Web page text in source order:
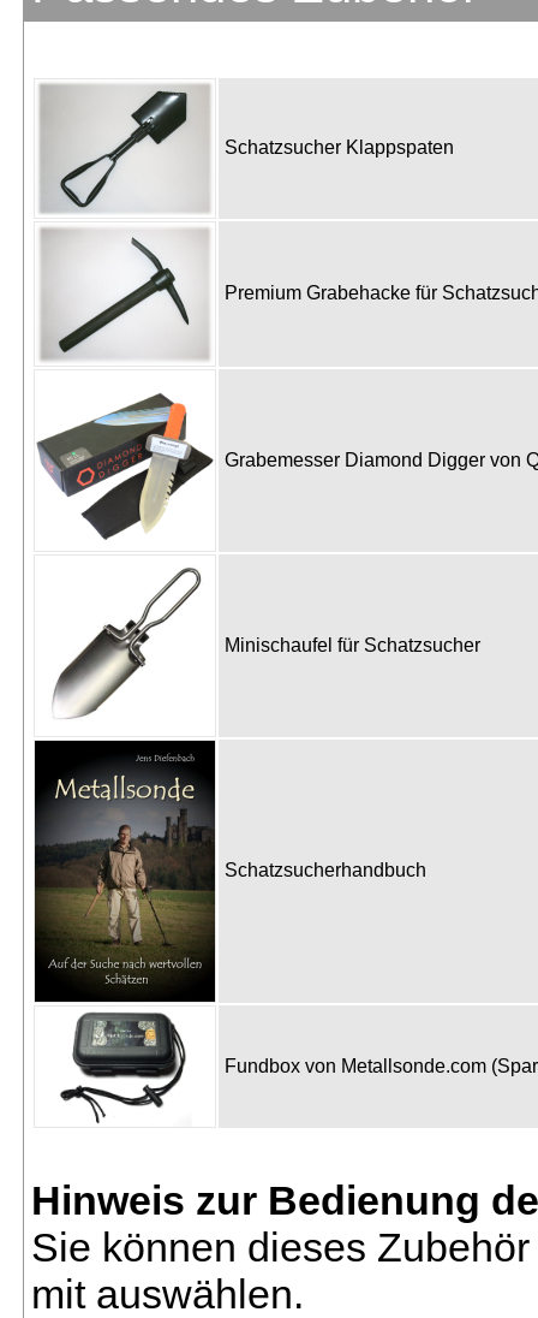
Schatzsucher Klappspaten
Premium Grabehacke für
Grabemesser Diamond Digger von
Minischaufel für Schatzsucher
Schatzsucherhandbuch
Fundbox von Metallsonde.com
Hinweis zur Bedienung
Sie können dieses
mit auswählen.